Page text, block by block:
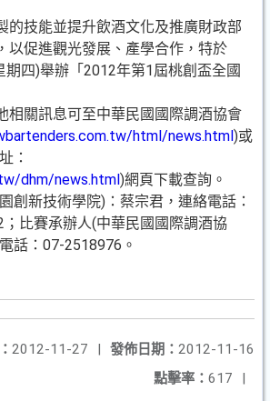
的技能並提升飲酒文化及推廣財政部
以促進觀光發展、產學合作，特於
四)舉辦「2012年第1屆桃創盃全國
相關訊息可至中華民國國際調酒協會
html/news.html)或
：
dhm/news.html)網頁下載查詢。
創新技術學院)：蔡宗君，連絡電話：
比賽承辦人(中華民國國際調酒協
話：07-2518976。
發佈日期： 2012-11-16
2012-11-27
|
點擊率： 617 |